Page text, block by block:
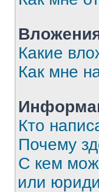
Какие
Как мне
Кто
Почему
С кем
или